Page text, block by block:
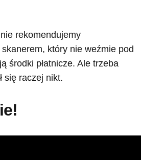
rekomendujemy
który nie weźmie pod
środki płatnicze. Ale trzeba
się raczej nikt.